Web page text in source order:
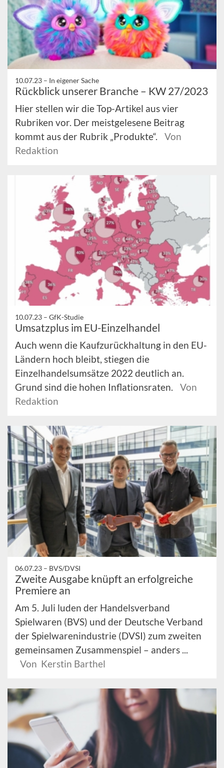
10.07.23 – In eigener Sache
Rückblick unserer Branche – KW 27/2023
Hier stellen wir die Top-Artikel aus vier
Rubriken vor. Der meistgelesene Beitrag
kommt aus der Rubrik „Produkte“.
Von
Redaktion
10.07.23 – GfK-Studie
Umsatzplus im EU-Einzelhandel
Auch wenn die Kaufzurückhaltung in den EU-
Ländern hoch bleibt, stiegen die
Einzelhandelsumsätze 2022 deutlich an.
Grund sind die hohen Inflationsraten.
Von
Redaktion
06.07.23 – BVS/DVSI
Zweite Ausgabe knüpft an erfolgreiche
Premiere an
Am 5. Juli luden der Handelsverband
Spielwaren (BVS) und der Deutsche Verband
der Spielwarenindustrie (DVSI) zum zweiten
gemeinsamen Zusammenspiel – anders ...
Von Kerstin Barthel